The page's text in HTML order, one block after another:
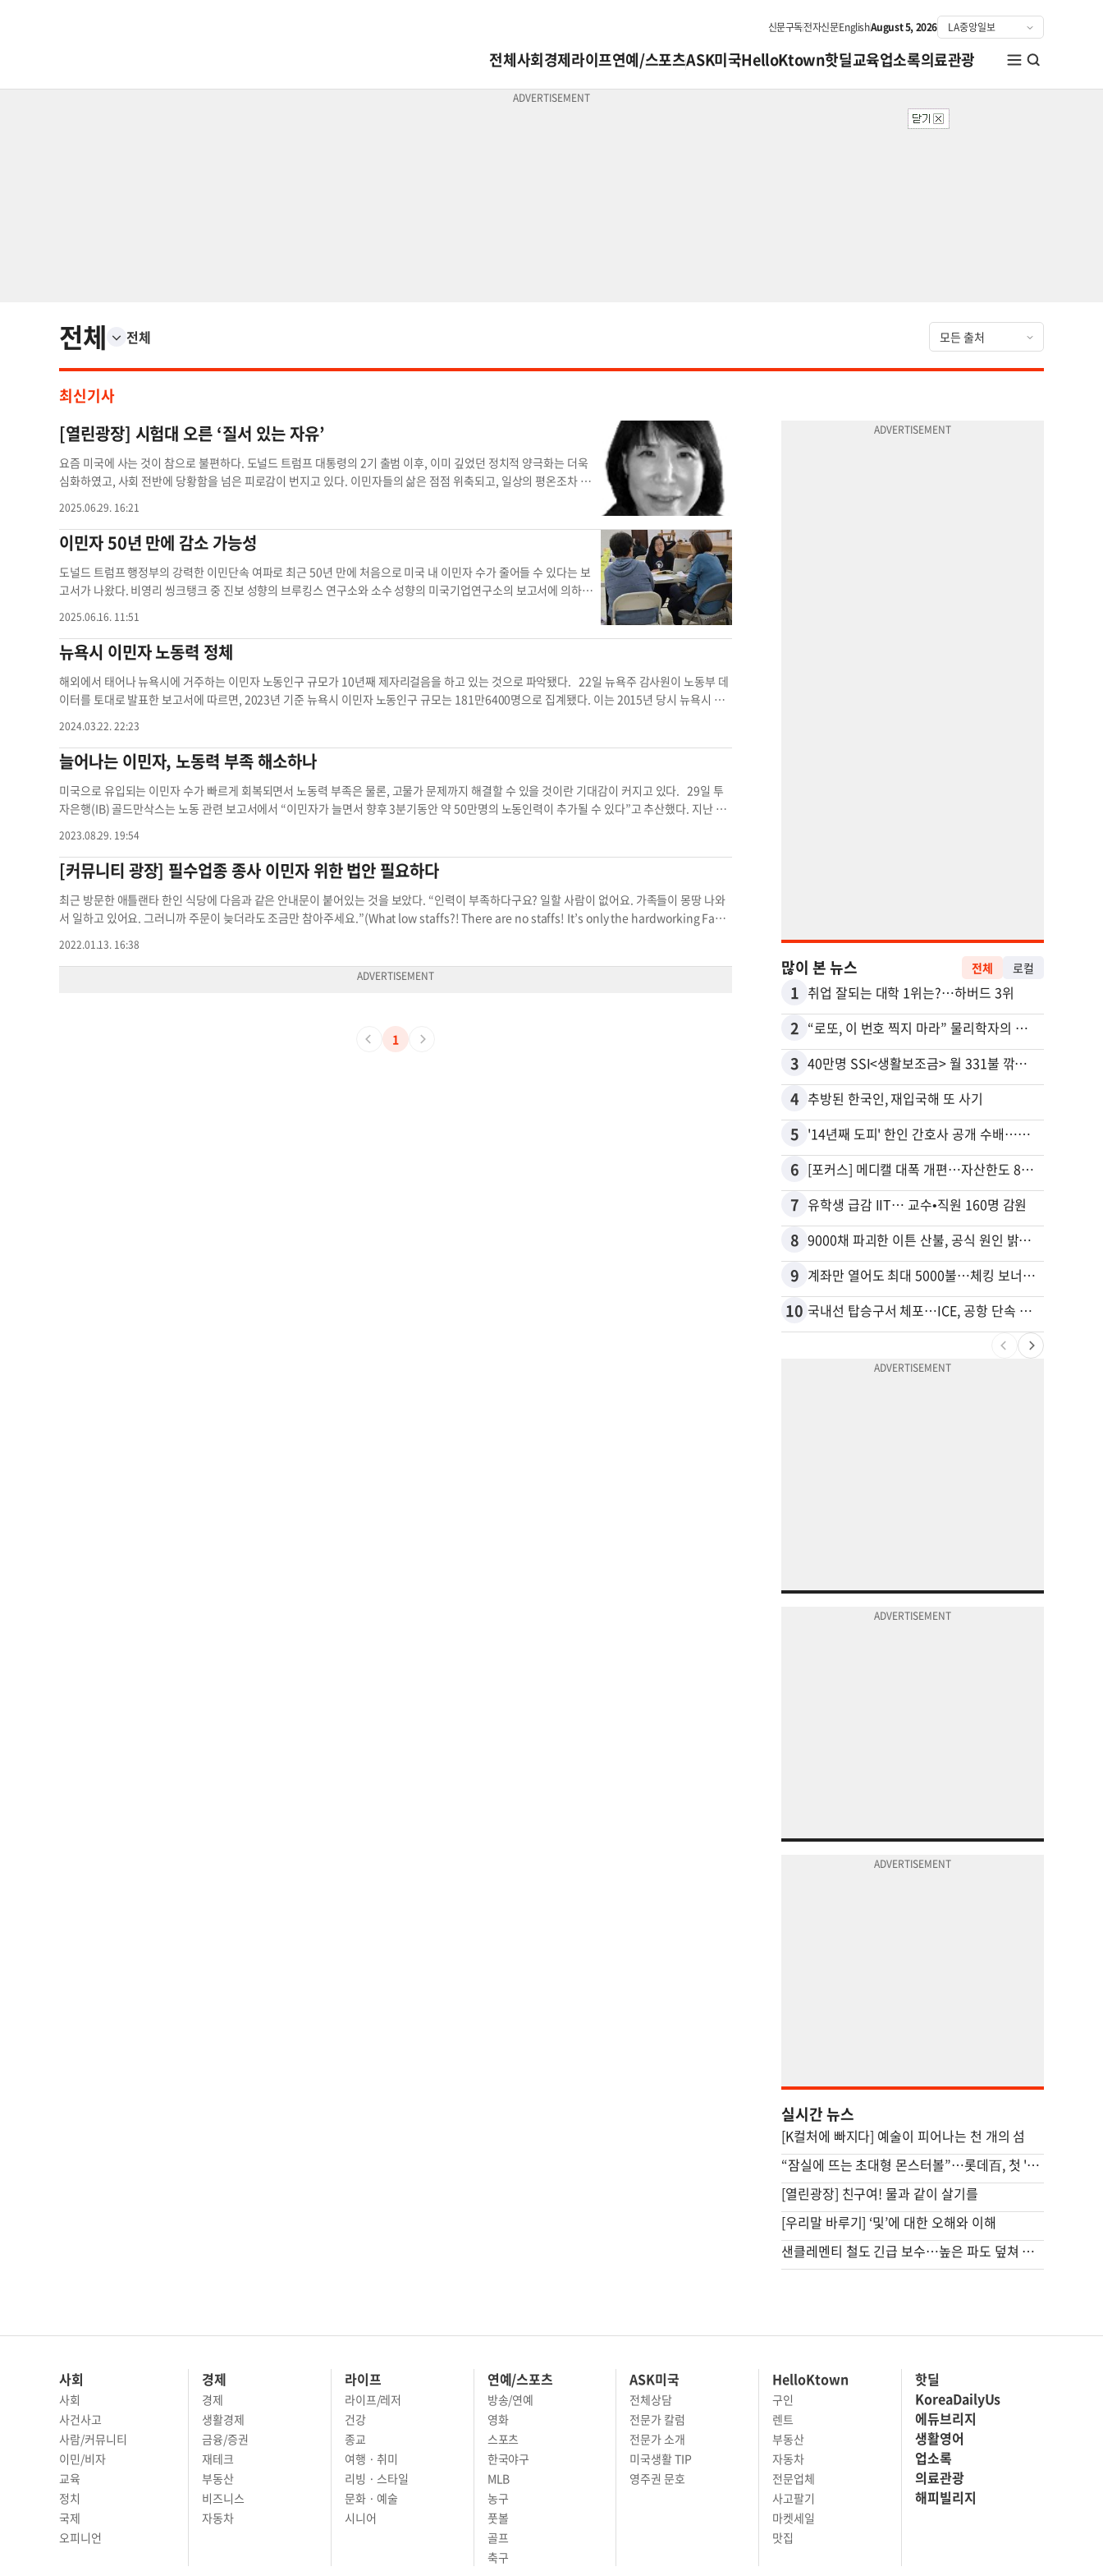
신문구독전자신문EnglishAugust 5, 2026
전체사회경제라이프연예/스포츠ASK미국HelloKtown핫딜교육업소록의료관광
전체 전체
최신기사
[열린광장] 시험대 오른 ‘질서 있는 자유’
요즘 미국에 사는 것이 참으로 불편하다. 도널드 트럼프 대통령의 2기 출범 이후, 이미 깊었던 정치적 양극화는 더욱
심화하였고, 사회 전반에 당황함을 넘은 피로감이 번지고 있다. 이민자들의 삶은 점점 위축되고, 일상의 평온조차 위
당화한다. 그가 임명한 고위 공직자와 공화당 정치인들은 무조건 그의 뜻에 따르고 있다. 지난 6일, 이민세관단속국(I
CE)은 남가주 일대의 일터 여러 곳을 기습해 수십 명의 불법 체류자를 체포했다. 대부분은 수년, 수십 년을 이 땅에서
살아온 이들이며, 별다른 범죄 기록도 없이 가족을 부양하며 지내던 사람들이었다. 법적 절차도 생략된 즉각적인 추방
에 많은 이들은 분노했고, 그 분노는 곧 전국적인 시위로 번졌다. 하지만 일부 시위는 폭력과 약탈로 얼룩졌다. 이는
시위의 정당성을 흐리고, 정부 측에 빌미를 제공했다. 트럼프는 캘리포니아 주지사의 반대에도 불구하고 주 방위군을
프의 79세 생일이자 미 육군 창설 250주년을 맞아 워싱턴에서는 대규모 열병식이 열렸다. 동시에 전국 2100여 개 도
시에서는 ‘노 킹스(NO KINGS)’라는 문구가 적힌 팻말을 든 수백만 명의 시민들이 시위에 나섰다. 같은 날, 같은 나라
에서 마치 전혀 다른 두 현실이 공존하는 듯한 장면이었다. 캘리포니아는 무역과 이민자 노동력에 기반한 경제 구조
를 가지고 있다. 농업, 요식업, 건설, 의료, 운송, 조경업 등 주요 산업은 이민자 없이는 제대로 운영되기 어렵다. 그러나
정부의 막무가내 단속으로 인해 많은 이민자들이 외출조차 꺼리게 되었고 일터는 인력난에 시달리고 있다. 문제는
넘고 있다. 트럼프의 통치는 점점 민주주의적 절차와 시민의 권리, 때론 법원의 판결도 무시하는 방향으로 기울고 있
다. 시위대를 범죄자 취급하고, 무력으로 진압하며, 주정부 권한까지 침해하는 통치는 미국이 지켜온 ‘질서 있는 자
유’의 전통을 위협하고 있다. 트럼프의 2기 임기는 아직 반년밖에 지나지 않았다. 그러나 남은 3년 반 후 미국은 지금
보다 훨씬 더 낯선 모습이 되어 있을지도 모른다. 지난 250년간 미국은 수많은 혼란과 대립을 지나오면서도, 자유와
관용, 다양성이라는 가치를 지켜왔다. 그 유산이 지금 심각한 시험대 위에 올랐다. 나와 같은 이민자들은 그저 조용히
조 이민자들의 눈물과 분노, 침묵과 고통이 헛되지 않기를 바란다. 그래도 나는 여전히 ‘인간미 있는 미국’을 기대하며
희망의 끈을 높고 싶지 않다. 레지나 정 / LA 독자열린광장 시험대 질서 이민자 노동력 도널드 트럼프 선조 이민자들
2025.06.29. 16:21
이민자 50년 만에 감소 가능성
도널드 트럼프 행정부의 강력한 이민단속 여파로 최근 50년 만에 처음으로 미국 내 이민자 수가 줄어들 수 있다는 보
고서가 나왔다. 비영리 씽크탱크 중 진보 성향의 브루킹스 연구소와 소수 성향의 미국기업연구소의 보고서에 의하면,
BO) 자료에 의하면 트럼프 대통령 1기 행정부 당시 이민규제가 심했던 2019년에도 이민자 수는 41만5000명 증가했
으나, 현재의 이민단속 강도는 과거와 판이하게 다르다. 미국은 또한 2008년 금융위기에서도 이민자가 계속 순증가
했다. 하지만 연방노동부 자료를 보면 지난 3월 이후 이민 노동자 수가 100만명 이상 감소했다. 샌프란시스코 연방
준비은행의 2023년 보고서에 의하면, 미국이 펜데믹 이후 가장 빠른 속도로 경제회복을 한 이유는, 2020년 이후에도
연간 100만명에서 330만명의 순이민 유입이 있었기 때문이다. 여론조사기관 퓨리서치센터에 따르면 2000년 이후
될 경우 극심한 노동력 부족 현상이 재현될 수도 있다고 우려했다. 특히 건설업, 농업 등은 이민자 노동력 의존 비율이
절반을 넘기 때문에 막대한 타격이 예상된다. 전문가들은 베이비부머 세대의 은퇴가 가속화되고 있는 가운데, 이민
자 유입 동력을 상실할 경우 인플레이션이 심화되고 징세 수입 부족으로 인한 장기 불황 가능성이 있다고 우려했다. 트
럼프 대통령도 노동력 부족 현상을 인정하고 “우리의 위대한 농부들과 관광업계 관계자들이 우리의 매우 공격적인 이
민 정책이 매우 유능한 숙련 근로자의 이탈을 불러오고 있다고 우려한다”면서 “그들의 일자리는 대체가 거의 불가능
e04@gmail.com
2025.06.16. 11:51
뉴욕시 이민자 노동력 정체
해외에서 태어나 뉴욕시에 거주하는 이민자 노동인구 규모가 10년째 제자리걸음을 하고 있는 것으로 파악됐다. 22일 뉴욕주 감사원이 노동부 데
이터를 토대로 발표한 보고서에 따르면, 2023년 기준 뉴욕시 이민자 노동인구 규모는 181만6400명으로 집계됐다. 이는 2015년 당시 뉴욕시 이
명으로 18.5% 늘어났지만, 뉴욕시의 해외 출생 이민노동인력은 오히려 감소한 셈이다. 아시아 국가 출신 이민 노동자는 뉴욕시에 56만3500명
이 거주하고 있는 것으로 파악됐는데, 2015년 대비 6.5% 늘어난 것으로 파악됐다. 다만 전국 아시안 노동력 증가율(22.0%)에는 크게 못 미치는
수준이다. 톰 디나폴리 주감사원장은 “뉴욕시 노동시장과 경제는 이민 노동력 의존도가 높고, 많은 산업들이 사업을 지속하려면 이민자들을 고
용해야 하지만 관련 인력 풀은 오히려 줄어들었다”고 전했다. 뉴욕시 대부분의 산업이 이민 노동력에 의존하고 있는 가운데, 특히 건설 분야에서
는 해외에서 태어난 근로자가 전체 근로자의 69.5%를 차지하고 있다. 운송 및 유틸리티 분야에서는 이민 노동력 비중이 65.3%, 서비스 산업에
했다. 아울러 “해외 출생 근로자들이 뉴욕시 경제 번영에 도움이 될 수 있도록 연방 이민정책을 개혁해야 한다”고 밝혔다. 이민자 노동력이 감소
한 데에는 코로나19 팬데믹도 영향을 미친 것으로 보인다. 2020년 기준 취업비자를 발급받은 이들의 규모는 팬데믹 전이었던 2019년 대비 33.
6% 감소한 것으로 파악되고 있다. 한편 이민자들은 자영업에 도전하는 경우가 점점 많아지는 것으로 파악됐다. 뉴욕시 이민 노동인구 중 10.2%
가 자영업에 종사하는 것으로 파악됐다. 또한 뉴욕시 전체 자영업자 중 49%는 이민자로, 전국 자영업자 중 이민자 비율(23%)보다 훨씬 높은 수준
을 기록했다. 자영업에 도전한 이민자들은 대부분 리테일이나 e-커머스 산업에 도전한 경우가 많았다. 김은별 기자kim.eb@koreadailyny.com
2024.03.22. 22:23
늘어나는 이민자, 노동력 부족 해소하나
미국으로 유입되는 이민자 수가 빠르게 회복되면서 노동력 부족은 물론, 고물가 문제까지 해결할 수 있을 것이란 기대감이 커지고 있다. 29일 투
자은행(IB) 골드만삭스는 노동 관련 보고서에서 “이민자가 늘면서 향후 3분기동안 약 50만명의 노동인력이 추가될 수 있다”고 추산했다. 지난 6
로 골드만삭스는 예상했다. 노동인력 중 이민자들이 차지하는 비율도 높아지고 있다. 지난 5월 기준 해외출생 근로자 비율은 18.7%로, 사상 최
고치를 기록했다. 2010년 이후 꾸준히 오른 이 수치는 2019년 말 17%대를 기록했지만, 팬데믹 타격이 컸던 2020년 9월 16.7%까지 떨어졌다.
그러나 지난해에 이민자가 집중적으로 유입되면서 해외출생 근로자 비율이 19%에 육박하게 됐다. 골드만삭스는 “적체됐던 비자가 대량 승인되
고, 연방정부가 인도주의적 난민을 월 3만명씩 받아주면서 외국인 노동력 비율이 높아졌다”고 설명했다. 실제로 지난 12개월간 취업비자와 영주
권 승인으로 인한 노동자 수는 33만5000명 가량 늘어난 것으로 집계됐다. 2021~2022회계연도(2021년 10월~2022년 9월)에 영주권을 취득한
낮추는 데 도움이 될 것으로 기대하고 있다. 그간 일할 사람을 구하기 어려운 고용주가 임금을 올리고, 인건비와 함께 물가도 덩달아 오르는 상황이
었기 때문이다. 이런 가운데 JP모건·화이자·블랙록 등 뉴욕 기반 120개 기업 최고경영자(CEO)들은 조 바이든 대통령과 연방의회에 공동 서한
노동력 이민자 이민자 노동력 이민자 유입 외국인 노동력
2023.08.29. 19:54
[커뮤니티 광장] 필수업종 종사 이민자 위한 법안 필요하다
최근 방문한 애틀랜타 한인 식당에 다음과 같은 안내문이 붙어있는 것을 보았다. “인력이 부족하다구요? 일할 사람이 없어요. 가족들이 몽땅 나와
서 일하고 있어요. 그러니까 주문이 늦더라도 조금만 참아주세요.”(What low staffs?! There are no staffs! It’s only the hardworking Fami
탁소, 도매업, 뷰티 등 현장 필수업종(front line worker, essential business)인데, 원격근무는 불가능하고 항상 현장에서 많은 사람들과 접촉
하다보니 코로나19 감염 확률이 높다. 코로나19 위험이 높다보니 사람이 잘 일하려 하지 않고, 감염되면 가게 문을 닫거나 종업원을 자가격리 해야
라는 보고서를 발표했다. 이 보고서에 따르면 이민자들은 미국내 인구 13.7%를 차지하지만, 필수업종 종사자는 18%, 의료보건 업종에는 16%를
차지하고 있다. 노동 가능한 이민자 인구의 69%는 의료, 인프라, 제조업, 서비스, 요식업, 경비업 등 필수적이고 중대한 업종(essential critical i
2022.01.13. 16:38
1
많이 본 뉴스 전체 로컬
1 취업 잘되는 대학 1위는?…하버드 3위
2 “로또, 이 번호 찍지 마라” 물리학자의 당첨금 높이는 비밀
3 40만명 SSI<생활보조금> 월 331불 깎이나
4 추방된 한국인, 재입국해 또 사기
5 '14년째 도피' 한인 간호사 공개 수배…메디케어 사기 유죄
6 [포커스] 메디캘 대폭 개편…자산한도 84% 축소
7 유학생 급감 IIT… 교수•직원 160명 감원
8 9000채 파괴한 이튼 산불, 공식 원인 밝혀졌다
9 계좌만 열어도 최대 5000불…체킹 보너스 무한 경쟁
10 국내선 탑승구서 체포…ICE, 공항 단속 확대
실시간 뉴스
[K컬처에 빠지다] 예술이 피어나는 천 개의 섬
“잠실에 뜨는 초대형 몬스터볼”…롯데百, 첫 '서머마켓' 연다
[열린광장] 친구여! 물과 같이 살기를
[우리말 바루기] ‘및’에 대한 오해와 이해
샌클레멘티 철도 긴급 보수…높은 파도 덮쳐 선로 침식
사회
사회
사건사고
사람/커뮤니티
이민/비자
교육
정치
국제
오피니언
경제
경제
생활경제
금융/증권
재테크
부동산
비즈니스
자동차
라이프
라이프/레저
건강
종교
여행 · 취미
리빙 · 스타일
문화 · 예술
시니어
연예/스포츠
방송/연예
영화
스포츠
한국야구
MLB
농구
풋볼
골프
축구
ASK미국
전체상담
전문가 칼럼
전문가 소개
미국생활 TIP
영주권 문호
HelloKtown
구인
렌트
부동산
자동차
전문업체
사고팔기
마켓세일
맛집
핫딜
KoreaDailyUs
에듀브리지
생활영어
업소록
의료관광
해피빌리지